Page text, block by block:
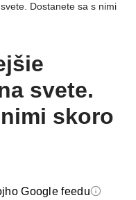
Dostanete sa s nimi
svete.
skoro
Google feedu